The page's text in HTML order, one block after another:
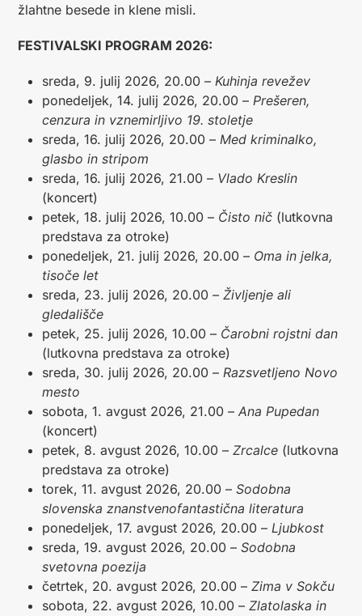
žlahtne besede in klene misli.
FESTIVALSKI PROGRAM 2026:
sreda, 9. julij 2026, 20.00 –Kuhinja revežev
ponedeljek, 14. julij 2026, 20.00 –Prešeren,
cenzura in vznemirljivo 19. stoletje
sreda, 16. julij 2026, 20.00 –Med kriminalko,
glasbo in stripom
sreda, 16. julij 2026, 21.00 – Vlado Kreslin
(koncert)
petek, 18. julij 2026, 10.00 – Čisto nič (lutkovna
predstava za otroke)
ponedeljek, 21. julij 2026, 20.00 – Oma in jelka,
tisoče let
sreda, 23. julij 2026, 20.00 –Življenje ali
gledališče
petek, 25. julij 2026, 10.00 – Čarobni rojstni dan
(lutkovna predstava za otroke)
sreda, 30. julij 2026, 20.00 –Razsvetljeno Novo
mesto
sobota, 1. avgust 2026, 21.00 –Ana Pupedan
(koncert)
petek, 8. avgust 2026, 10.00 –Zrcalce (lutkovna
predstava za otroke)
torek, 11. avgust 2026, 20.00 –Sodobna
slovenska znanstvenofantastična literatura
ponedeljek, 17. avgust 2026, 20.00 –Ljubkost
sreda, 19. avgust 2026, 20.00 –Sodobna
svetovna poezija
četrtek, 20. avgust 2026, 20.00 –Zima v Sokču
sobota, 22. avgust 2026, 10.00 –Zlatolaska in